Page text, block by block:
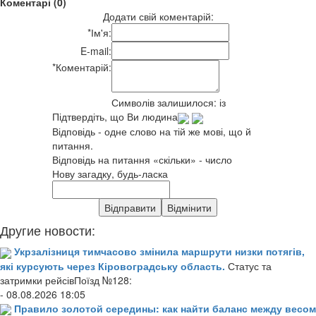
Додати свій коментарій:
*Ім'я:
E-mail:
*Коментарій:
Символів залишилося: із
Підтвердіть, що Ви людина
Відповідь - одне слово на тій же мові, що й
питання.
Відповідь на питання «скільки» - число
Нову загадку, будь-ласка
Другие новости:
Укрзалізниця тимчасово змінила маршрути низки потягів,
які курсують через Кіровоградську область. Статус та
затримки рейсівПоїзд №128:
- 08.08.2026 18:05
Правило золотой середины: как найти баланс между весом